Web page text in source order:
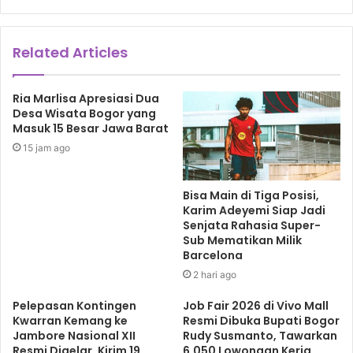
8. Universitas Diponegoro (peringkat 801-1.000 dunia)
Indikator penilaian QS WUR menggunakan enam indikator
dalam pemeringkatan yaitu: 1. Reputasi akademik (40%)
untuk mengukur unsur akademik secara menyeluruh; 2.
Reputasi lulusan (10%) mengidentifikasi performa dan
kualitas lulusan universitas di mata para pimpinan
perusahaan; 3. Rasio fakultas dan mahasiswa (20%) untuk
mengukur komponen yang menunjang keberlangsungan
kegiatan belajar mengajar di perguruan tinggi seperti
jumlah tenaga pendidik berbanding dengan jumlah
4. Kutipan jurnal ilmiah (20%) mengukur jumlah kutipan
(citation), jumlah publikasi ilmiah serta dampak penelitian
yang dihasilkan para sivitas akademika perguruan tinggi
Related Articles
Ria Marlisa Apresiasi Dua
Desa Wisata Bogor yang
Masuk 15 Besar Jawa Barat
15 jam ago
Bisa Main di Tiga Posisi,
Karim Adeyemi Siap Jadi
Senjata Rahasia Super-
Sub Mematikan Milik
Barcelona
2 hari ago
Pelepasan Kontingen
Kwarran Kemang ke
Jambore Nasional XII
Job Fair 2026 di Vivo Mall
Resmi Dibuka Bupati Bogor
Rudy Susmanto, Tawarkan